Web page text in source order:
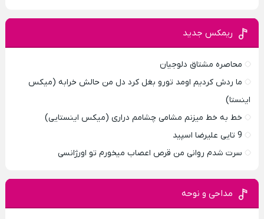
ریمکس جدید
محاصره مشتاق دلوجیان
ما ردش کردیم اومد تورو بغل کرد دل من حالش خرابه (میکس
اینستا)
خط به خط میزنم مشامی چشامم دراری (میکس اینستایی)
9 تایی علیرضا اسپید
سرت شدم روانی من قرص اعصاب میخورم تو اورژانسی
مداحی و نوحه